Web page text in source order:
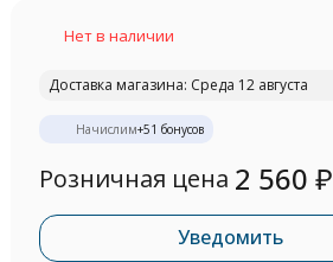
Нет в наличии
Доставка магазина: Среда 12 августа
Начислим+51 бонусов
Розничная цена 2 560₽
Уведомить